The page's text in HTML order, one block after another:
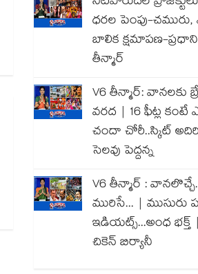
ధరల పెంపు-చమురు,
బాలిక క్షమాపణ-
తీన్మార్
V6 తీన్మార్: వానలకు
వరద | 16 ఫీట్ల కంటే
చందా చోరీ..స్కిట్
సెలవు పెద్దన్న
V6 తీన్మార్ :
మురిసే... | ముసురు
ఇడియట్స్...అంధ
చికెన్ బిర్యానీ